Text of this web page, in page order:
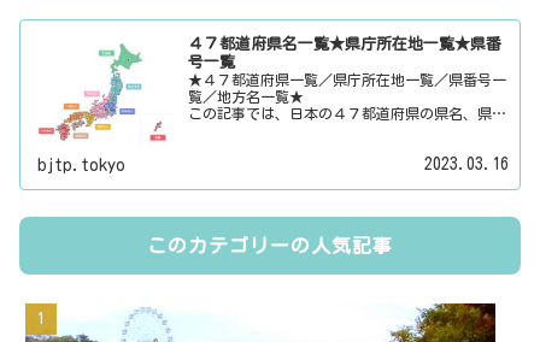
４７都道府県名一覧★県庁所在地一覧★県番
号一覧
★４７都道府県一覧／県庁所在地一覧／県番号一
覧／地方名一覧★
この記事では、日本の４７都道府県の県名、県庁
のリンク先にはその地域に関する記事をご用意し
bjtp.tokyo 2023.03.16
このカテゴリーの人気記事